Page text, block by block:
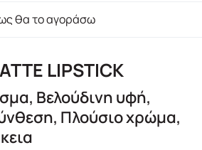
θα το αγοράσω
LIPSTICK
Βελούδινη υφή,
Πλούσιο χρώμα,